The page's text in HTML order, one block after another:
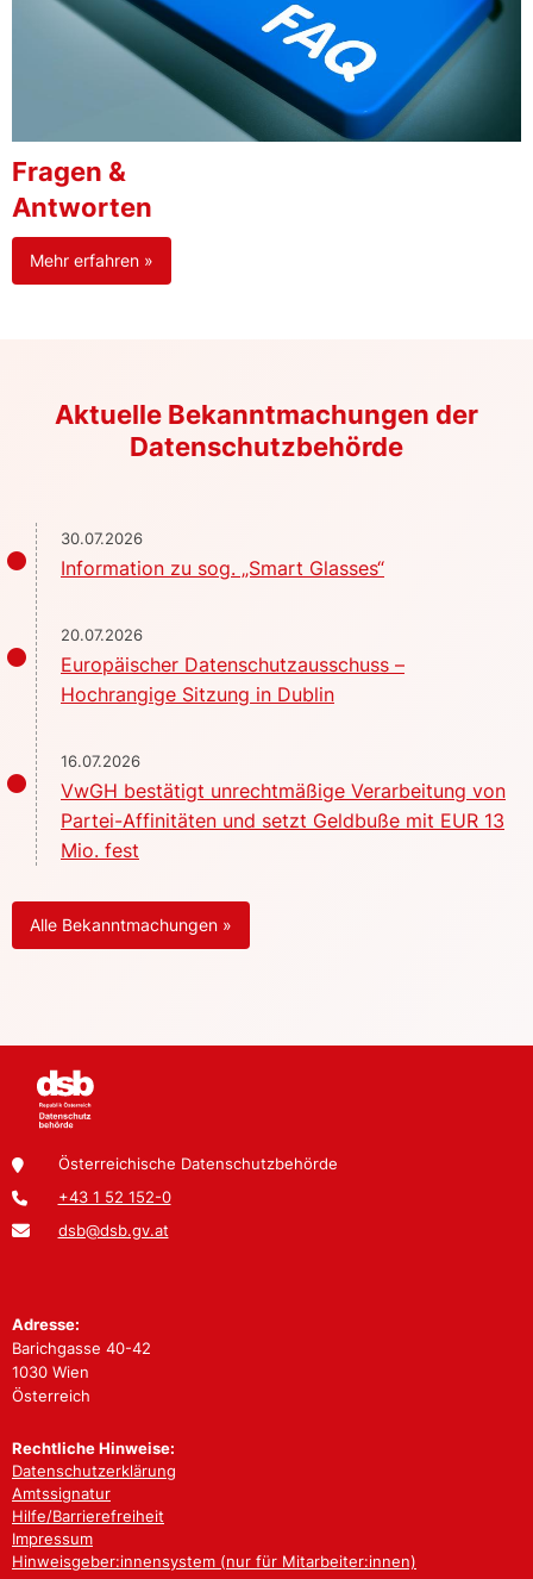
Fragen &
Antworten
Mehr erfahren »
Aktuelle Bekanntmachungen der
Datenschutzbehörde
30.07.2026
Information zu sog. „Smart Glasses“
20.07.2026
Europäischer Datenschutzausschuss –
Hochrangige Sitzung in Dublin
16.07.2026
VwGH bestätigt unrechtmäßige Verarbeitung von
Partei-Affinitäten und setzt Geldbuße mit EUR 13
Mio. fest
Alle Bekanntmachungen »
Österreichische Datenschutzbehörde
+43 1 52 152-0
dsb@dsb.gv.at
Adresse:
Barichgasse 40-42
1030 Wien
Österreich
Rechtliche Hinweise:
Datenschutzerklärung
Amtssignatur
Hilfe/Barrierefreiheit
Impressum
Hinweisgeber:innensystem (nur für Mitarbeiter:innen)